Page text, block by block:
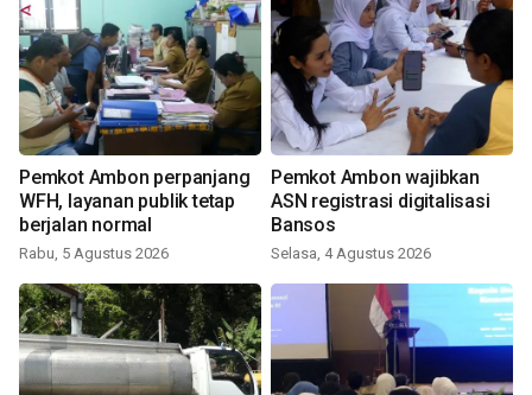
Pemkot Ambon perpanjang
WFH, layanan publik tetap
berjalan normal
Rabu, 5 Agustus 2026
Pemkot Ambon wajibkan
ASN registrasi digitalisasi
Bansos
Selasa, 4 Agustus 2026